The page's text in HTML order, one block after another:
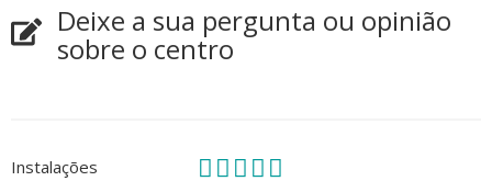
Deixe a sua pergunta ou opinião
sobre o centro
Instalações